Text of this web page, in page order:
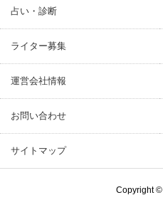
占い・診断
ライター募集
運営会社情報
お問い合わせ
サイトマップ
Copyright ©